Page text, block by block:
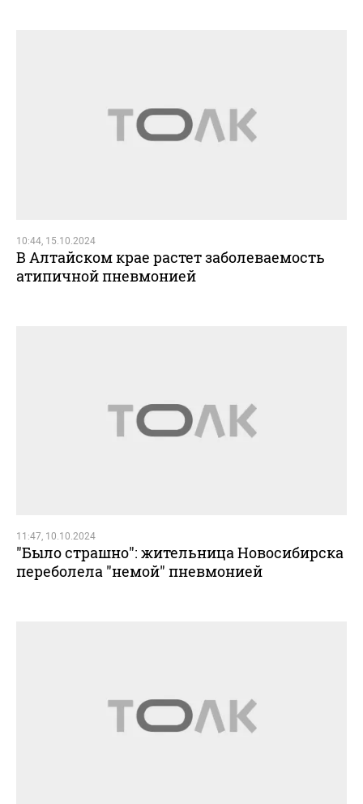
10:44, 15.10.2024
В Алтайском крае растет заболеваемость
атипичной пневмонией
11:47, 10.10.2024
"Было страшно": жительница Новосибирска
переболела "немой" пневмонией